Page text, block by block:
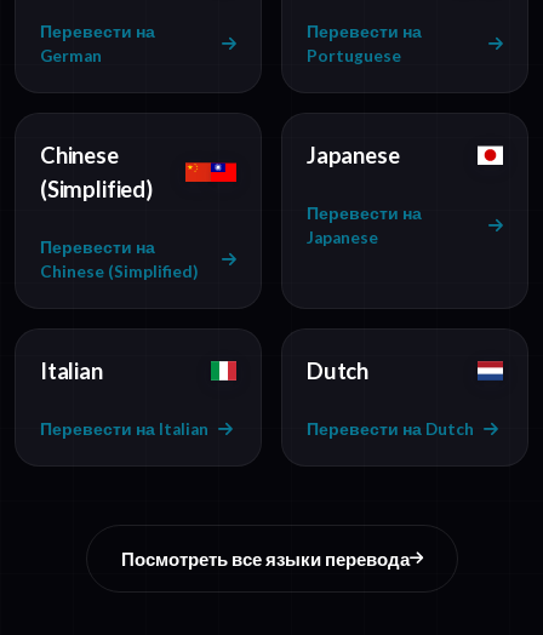
Перевести на
German
Перевести на
Portuguese
Chinese
(Simplified)
Перевести на
Chinese (Simplified)
Japanese
Перевести на
Japanese
Italian
Перевести на Italian
Dutch
Перевести на Dutch
Посмотреть все языки перевода